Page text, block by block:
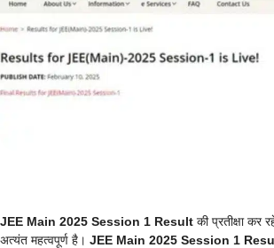
JEE Main 2025 Session 1 Result की प्रतीक्षा कर
अत्यंत महत्वपूर्ण है। JEE Main 2025 Session 1